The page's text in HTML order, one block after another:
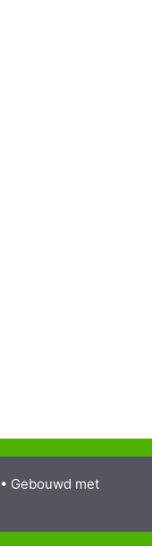
• Gebouwd met